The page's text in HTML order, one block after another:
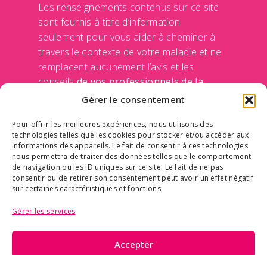
Gérer le consentement
Pour offrir les meilleures expériences, nous utilisons des
technologies telles que les cookies pour stocker et/ou accéder aux
informations des appareils. Le fait de consentir à ces technologies
nous permettra de traiter des données telles que le comportement
de navigation ou les ID uniques sur ce site. Le fait de ne pas
consentir ou de retirer son consentement peut avoir un effet négatif
sur certaines caractéristiques et fonctions.
Gérer les services
Accepter
Les renseignements contenus sur ce site
sont fournis à titre d’information
seulement pour vous aider à cheminer à
travers le contexte de votre maladie et ne
remplacent aucunement l’avis et les
conseilsde vos professionnels de la
de votre médecin et de votre équipe
n’engage sa responsabilité d’aucune façon
en rendant disponible ces informations sur
ce site Internet. Communiquer avec un
professionnel de la santé avant de prendre
une décision qui concerne votre
de confidentialité des données